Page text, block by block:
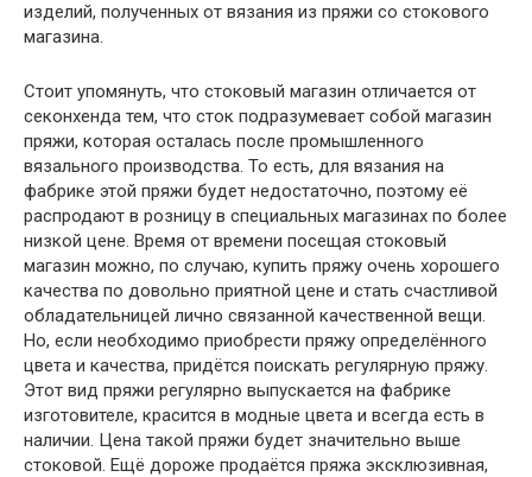
изделий, полученных от вязания из пряжи со стокового
магазина.
Стоит упомянуть, что стоковый магазин отличается от
секонхенда тем, что сток подразумевает собой магазин
пряжи, которая осталась после промышленного
вязального производства. То есть, для вязания на
фабрике этой пряжи будет недостаточно, поэтому её
распродают в розницу в специальных магазинах по более
низкой цене. Время от времени посещая стоковый
магазин можно, по случаю, купить пряжу очень хорошего
качества по довольно приятной цене и стать счастливой
обладательницей лично связанной качественной вещи.
Но, если необходимо приобрести пряжу определённого
цвета и качества, придётся поискать регулярную пряжу.
Этот вид пряжи регулярно выпускается на фабрике
изготовителе, красится в модные цвета и всегда есть в
наличии. Цена такой пряжи будет значительно выше
стоковой. Ещё дороже продаётся пряжа эксклюзивная,